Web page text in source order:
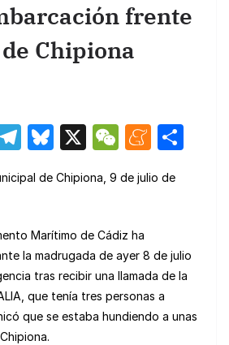
frente
Chipiona
T
e
a
m
Bl
e
k
y
X
W
C
at
M
n
m
e
tir
de Chipiona, 9 de julio de
Marítimo de Cádiz ha
la madrugada de ayer 8 de julio
tras recibir una llamada de la
que tenía tres personas a
que se estaba hundiendo a unas